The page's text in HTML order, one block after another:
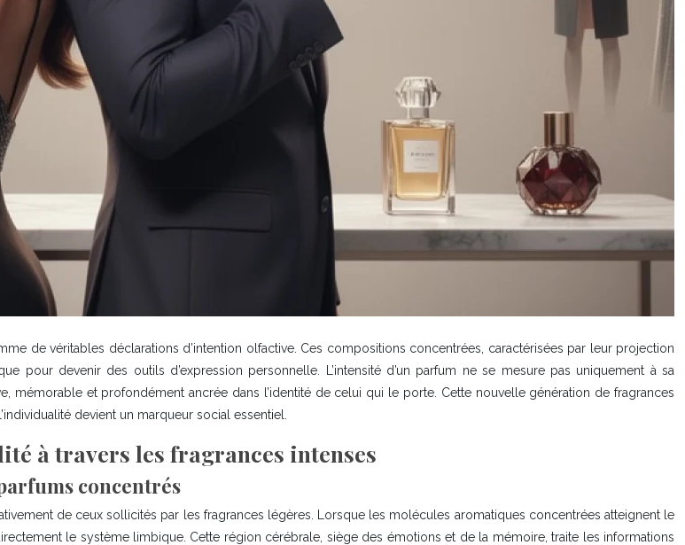
de véritables déclarations d’intention olfactive. Ces compositions concentrées, caractérisées par leur projection
pour devenir des outils d’expression personnelle. L’intensité d’un parfum ne se mesure pas uniquement à sa
mémorable et profondément ancrée dans l’identité de celui qui le porte. Cette nouvelle génération de fragrances
devient un marqueur social essentiel.
à travers les fragrances intenses
concentrés
de ceux sollicités par les fragrances légères. Lorsque les molécules aromatiques concentrées atteignent le
le système limbique. Cette région cérébrale, siège des émotions et de la mémoire, traite les informations